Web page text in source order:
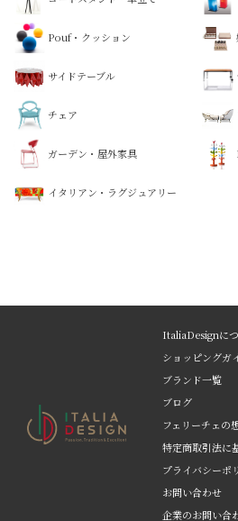
Pouf・クッション
サイドテーブル
チェア
ガーデン・屋外家具
イタリアン・ラグジュアリー
ItaliaDesignに
ショッピングガ
ブランド一覧
ブログ
フェリーチェの
特定商取引法に
プライバシーポ
お問い合わせ
企業のお問い合